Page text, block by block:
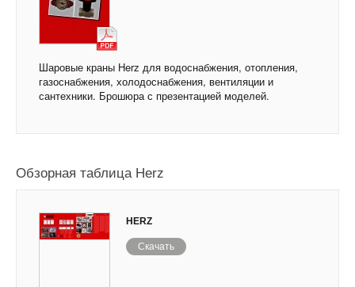
Шаровые краны Herz для водоснабжения, отопления,
газоснабжения, холодоснабжения, вентиляции и
сантехники. Брошюра с презентацией моделей.
Обзорная таблица Herz
HERZ
Скачать